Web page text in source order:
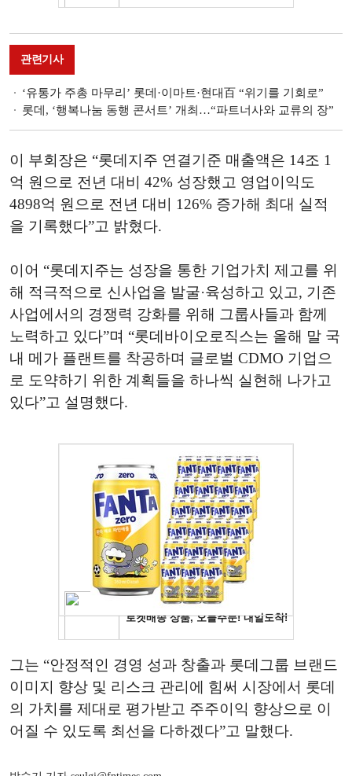
관련기사
‘유통가 주총 마무리’ 롯데·이마트·현대百 “위기를 기회로”
롯데, ‘행복나눔 동행 콘서트’ 개최…“파트너사와 교류의 장”
이 부회장은 “롯데지주 연결기준 매출액은 14조 1
억 원으로 전년 대비 42% 성장했고 영업이익도
4898억 원으로 전년 대비 126% 증가해 최대 실적
을 기록했다”고 밝혔다.
이어 “롯데지주는 성장을 통한 기업가치 제고를 위
해 적극적으로 신사업을 발굴·육성하고 있고, 기존
사업에서의 경쟁력 강화를 위해 그룹사들과 함께
노력하고 있다”며 “롯데바이오로직스는 올해 말 국
내 메가 플랜트를 착공하며 글로벌 CDMO 기업으
로 도약하기 위한 계획들을 하나씩 실현해 나가고
있다”고 설명했다.
그는 “안정적인 경영 성과 창출과 롯데그룹 브랜드
이미지 향상 및 리스크 관리에 힘써 시장에서 롯데
의 가치를 제대로 평가받고 주주이익 향상으로 이
어질 수 있도록 최선을 다하겠다”고 말했다.